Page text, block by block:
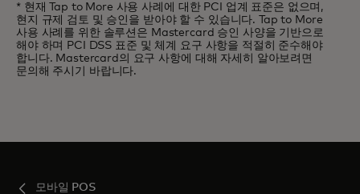
* 현재 Tap to More 사용 사례에 대한 PCI 업계 표준은 없으며,
현지 규제 검토 및 승인을 받아야 할 수 있습니다. Tap to More
사용 사례를 위한 솔루션은 Mastercard 승인 사양을 기반으로
해야 하며 PCI DSS 표준 및 체계 요구 사항을 적절히 준수해야
합니다. Mastercard의 요구 사항에 대해 자세히 알아보려면
문의해 주시기 바랍니다.
모바일 POS